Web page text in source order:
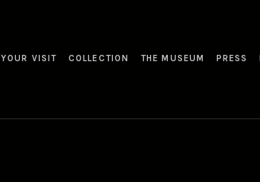
YOUR VISIT COLLECTION THE MUSEUM PRESS